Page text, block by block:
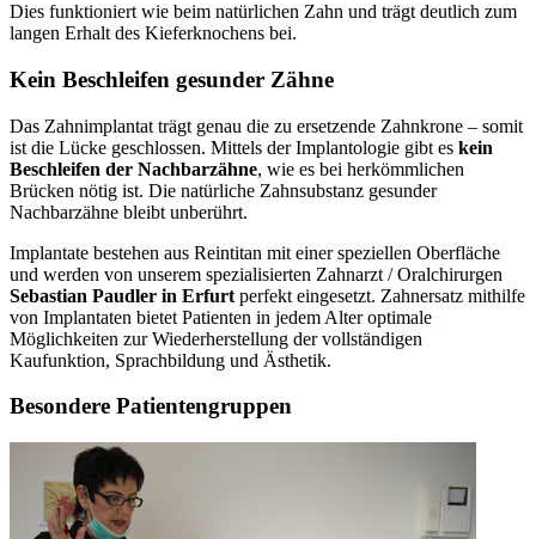
Dies funktioniert wie beim natürlichen Zahn und trägt deutlich zum
langen Erhalt des Kieferknochens bei.
Kein Beschleifen gesunder Zähne
Das Zahnimplantat trägt genau die zu ersetzende Zahnkrone – somit
ist die Lücke geschlossen. Mittels der Implantologie gibt es kein
Beschleifen der Nachbarzähne, wie es bei herkömmlichen
Brücken nötig ist. Die natürliche Zahnsubstanz gesunder
Nachbarzähne bleibt unberührt.
Implantate bestehen aus Reintitan mit einer speziellen Oberfläche
und werden von unserem spezialisierten Zahnarzt / Oralchirurgen
Sebastian Paudler in Erfurt perfekt eingesetzt. Zahnersatz mithilfe
von Implantaten bietet Patienten in jedem Alter optimale
Möglichkeiten zur Wiederherstellung der vollständigen
Kaufunktion, Sprachbildung und Ästhetik.
Besondere Patientengruppen